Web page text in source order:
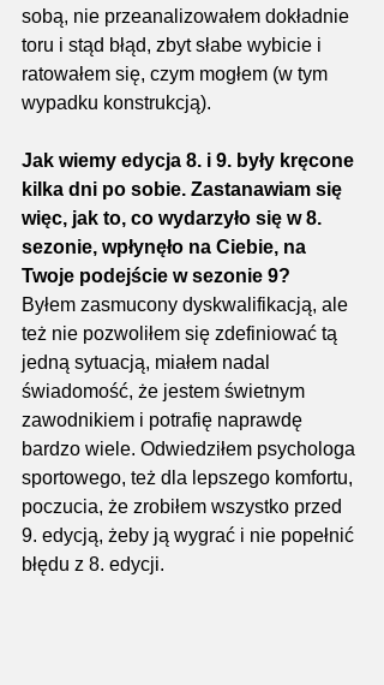
sobą, nie przeanalizowałem dokładnie
toru i stąd błąd, zbyt słabe wybicie i
ratowałem się, czym mogłem (w tym
wypadku konstrukcją).
Jak wiemy edycja 8. i 9. były kręcone
kilka dni po sobie. Zastanawiam się
więc, jak to, co wydarzyło się w 8.
sezonie, wpłynęło na Ciebie, na
Twoje podejście w sezonie 9?
Byłem zasmucony dyskwalifikacją, ale
też nie pozwoliłem się zdefiniować tą
jedną sytuacją, miałem nadal
świadomość, że jestem świetnym
zawodnikiem i potrafię naprawdę
bardzo wiele. Odwiedziłem psychologa
sportowego, też dla lepszego komfortu,
poczucia, że zrobiłem wszystko przed
9. edycją, żeby ją wygrać i nie popełnić
błędu z 8. edycji.